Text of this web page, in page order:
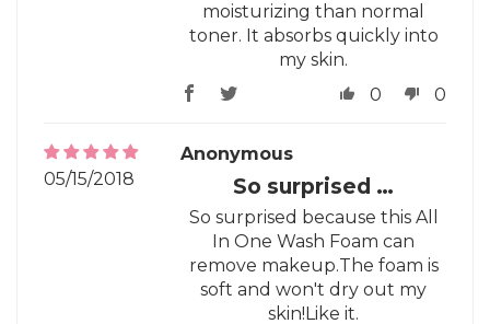
moisturizing than normal
toner. It absorbs quickly into
my skin.
0
0
05/15/2018
Anonymous
So surprised …
So surprised because this All
In One Wash Foam can
remove makeup.The foam is
soft and won't dry out my
skin!Like it.